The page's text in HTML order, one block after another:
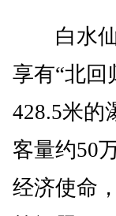
白水仙
享有“北回
428.5米的
客量约50
经济使命